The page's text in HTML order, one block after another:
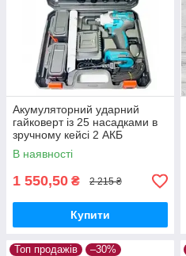
Акумуляторний ударний
гайковерт із 25 насадками в
зручному кейсі 2 АКБ
В наявності
1 550,50 ₴ 2 215 ₴
Купити
Топ продажів –30%